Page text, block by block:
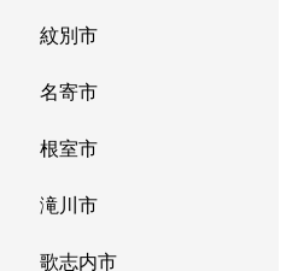
学園前(札幌)
豊平公園
豊平公園
中の島
紋別市
名寄市
根室市
滝川市
歌志内市